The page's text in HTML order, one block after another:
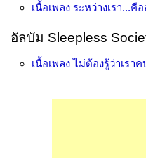
เนื้อเพลง ระหว่างเรา...คื
อัลบัม Sleepless
เนื้อเพลงไม่ต้องรู้ว่าเรา